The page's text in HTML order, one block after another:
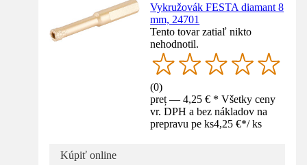
Vykružovák FESTA diamant 8
mm, 24701
Tento tovar zatiaľ nikto
nehodnotil.
(0)
preț — 4,25 € * Všetky ceny
vr. DPH a bez nákladov na
prepravu pe ks4,25 €*/ ks
Kúpiť online